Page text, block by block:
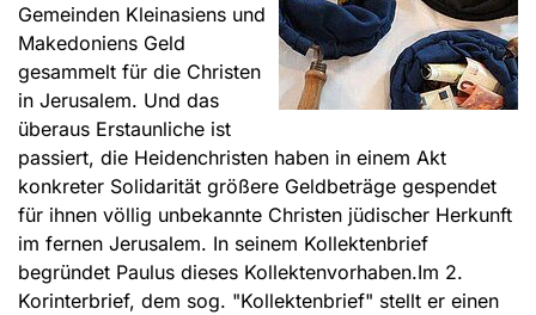
Gemeinden Kleinasiens und
Makedoniens Geld
gesammelt für die Christen
in Jerusalem. Und das
überaus Erstaunliche ist
passiert, die Heidenchristen haben in einem Akt
konkreter Solidarität größere Geldbeträge gespendet
für ihnen völlig unbekannte Christen jüdischer Herkunft
im fernen Jerusalem. In seinem Kollektenbrief
begründet Paulus dieses Kollektenvorhaben.Im 2.
Korinterbrief, dem sog. "Kollektenbrief" stellt er einen